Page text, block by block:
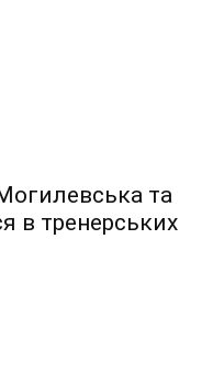
та
в тренерських